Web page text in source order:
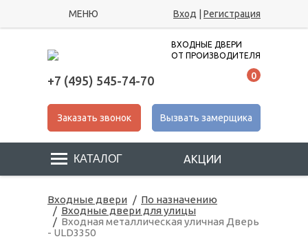
МЕНЮ Вход Регистрация
ВХОДНЫЕ ДВЕРИ
ОТ ПРОИЗВОДИТЕЛЯ
+7 (495) 545-74-70
Вызвать замерщика
Заказать звонок
0
АКЦИИ
Входные двери
По назначению
Входные двери для улицы
Входная металлическая уличная Дверь
- ULD3350